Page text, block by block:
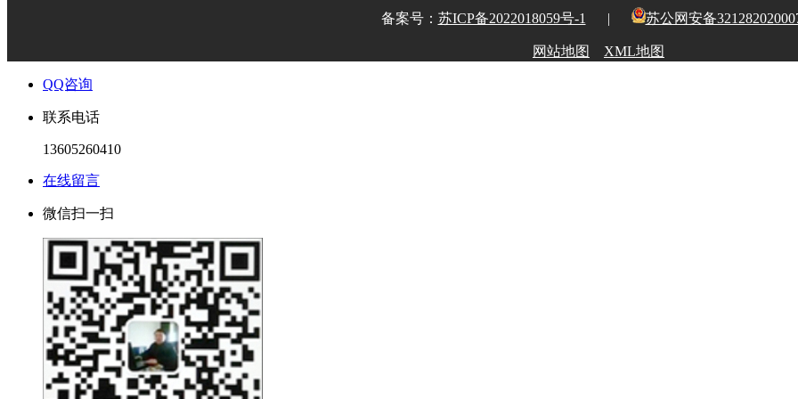
备案号： 苏ICP备2022018059号-1 | 苏公网安备
网站地图 XML地图
QQ咨询
联系电话
13605260410
在线留言
微信扫一扫